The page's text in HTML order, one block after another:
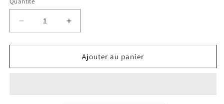
Réduire
la
quantité
PAVILLON
Augmenter
la
quantité
PAVILLON
Ajouter au panier